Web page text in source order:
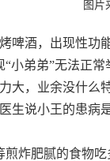
图片
啤酒，出现性功
弟弟”无法正常
大，业余没什么
生说小王的患病
炸肥腻的食物吃